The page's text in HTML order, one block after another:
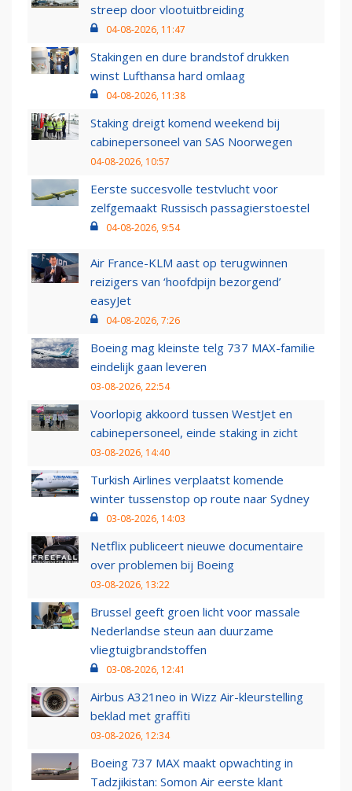
streep door vlootuitbreiding
04-08-2026, 11:47
Stakingen en dure brandstof drukken
winst Lufthansa hard omlaag
04-08-2026, 11:38
Staking dreigt komend weekend bij
cabinepersoneel van SAS Noorwegen
04-08-2026, 10:57
Eerste succesvolle testvlucht voor
zelfgemaakt Russisch passagierstoestel
04-08-2026, 9:54
Air France-KLM aast op terugwinnen
reizigers van ‘hoofdpijn bezorgend’
easyJet
04-08-2026, 7:26
Boeing mag kleinste telg 737 MAX-familie
eindelijk gaan leveren
03-08-2026, 22:54
Voorlopig akkoord tussen WestJet en
cabinepersoneel, einde staking in zicht
03-08-2026, 14:40
Turkish Airlines verplaatst komende
winter tussenstop op route naar Sydney
03-08-2026, 14:03
Netflix publiceert nieuwe documentaire
over problemen bij Boeing
03-08-2026, 13:22
Brussel geeft groen licht voor massale
Nederlandse steun aan duurzame
vliegtuigbrandstoffen
03-08-2026, 12:41
Airbus A321neo in Wizz Air-kleurstelling
beklad met graffiti
03-08-2026, 12:34
Boeing 737 MAX maakt opwachting in
Tadzjikistan: Somon Air eerste klant